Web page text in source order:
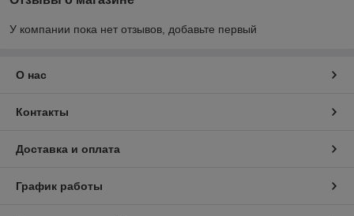
У компании пока нет отзывов, добавьте первый
О нас
Контакты
Доставка и оплата
График работы